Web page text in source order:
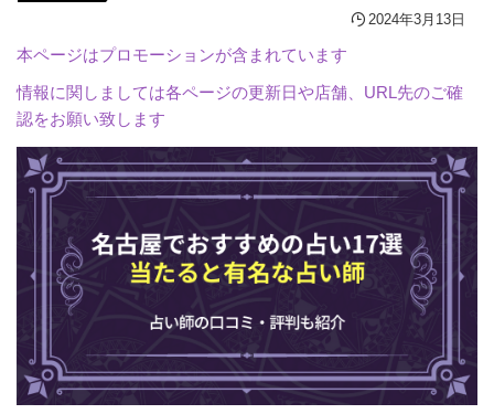
2024年3月13日
本ページはプロモーションが含まれています
情報に関しましては各ページの更新日や店舗、URL先のご確
認をお願い致します